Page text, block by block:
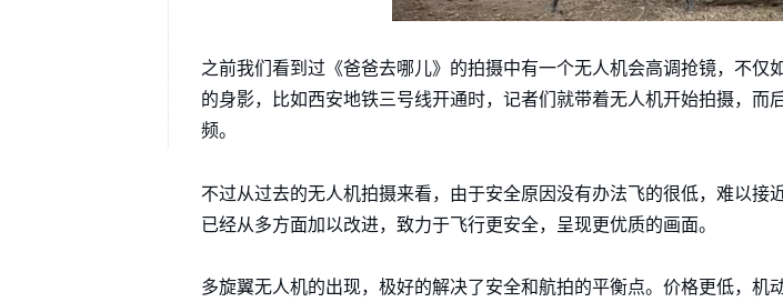
之前我们看到过《爸爸去哪儿》的拍摄中有一个无人机会高调抢镜，不仅
的身影，比如西安地铁三号线开通时，记者们就带着无人机开始拍摄，而
频。
不过从过去的无人机拍摄来看，由于安全原因没有办法飞的很低，难以接
已经从多方面加以改进，致力于飞行更安全，呈现更优质的画面。
多旋翼无人机的出现，极好的解决了安全和航拍的平衡点。价格更低，机